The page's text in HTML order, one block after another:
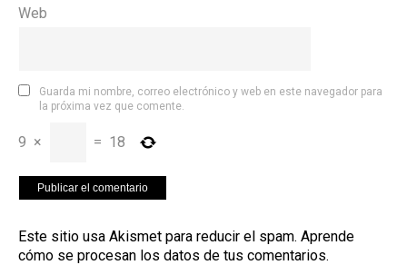
Web
Guarda mi nombre, correo electrónico y web en este navegador para
la próxima vez que comente.
9 × = 18
Este sitio usa Akismet para reducir el spam. Aprende
cómo se procesan los datos de tus comentarios.